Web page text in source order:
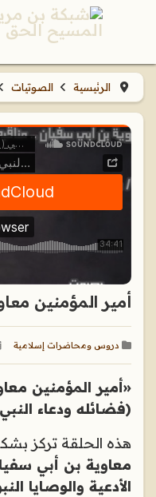
الرئيسية الصوتيات
أمير المؤمنين
دروس ومحاضرات إسلامية
(فضائله ودعاء
هذه الحلقة تركز
معاوية بن أبي
الأدعية والوصايا